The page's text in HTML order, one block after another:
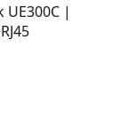
UE300C |